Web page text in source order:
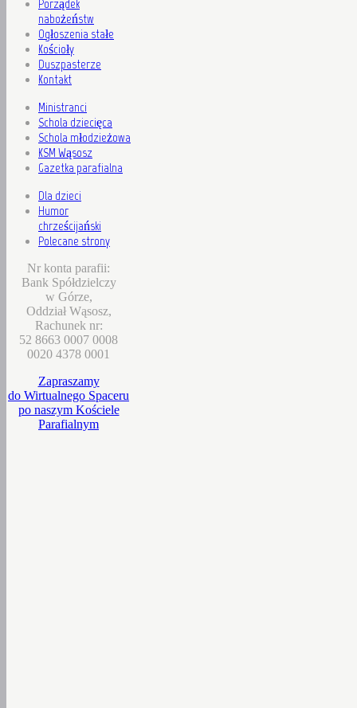
Porządek
nabożeństw
Ogłoszenia stałe
Kościoły
Duszpasterze
Kontakt
Ministranci
Schola dziecięca
Schola młodzieżowa
KSM Wąsosz
Gazetka parafialna
Dla dzieci
Humor
chrześcijański
Polecane strony
Nr konta parafii:
Bank Spółdzielczy
w Górze,
Oddział Wąsosz,
Rachunek nr:
52 8663 0007 0008
0020 4378 0001
Zapraszamy
do Wirtualnego Spaceru
po naszym Kościele
Parafialnym